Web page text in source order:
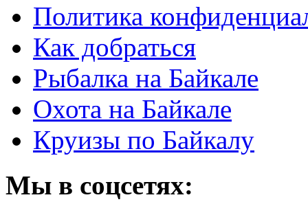
Политика
Как добраться
Рыбалка на Байкале
Охота на Байкале
Круизы по Байкалу
Мы в соцсетях: